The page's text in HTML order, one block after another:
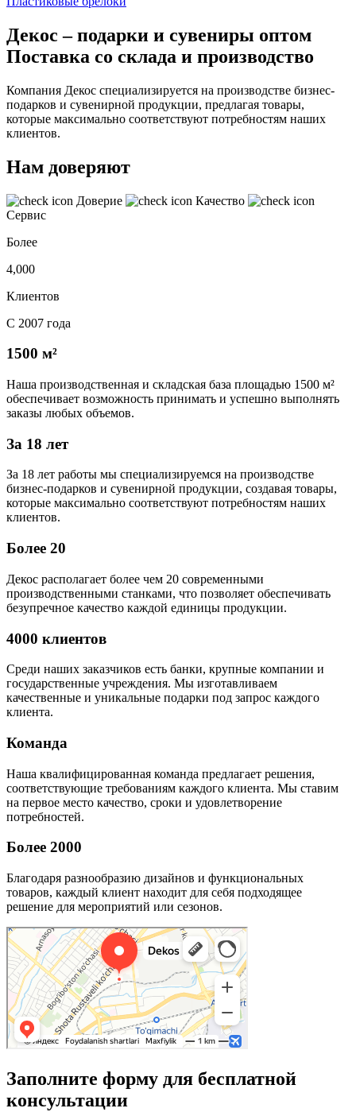
Декос – подарки и сувениры оптом
Поставка со склада и производство
Компания Декос специализируется на производстве бизнес-
подарков и сувенирной продукции, предлагая товары,
которые максимально соответствуют потребностям наших
клиентов.
Нам доверяют
Доверие
Качество
Сервис
Более
4,000
Клиентов
С 2007 года
1500 м²
Наша производственная и складская база площадью 1500 м²
обеспечивает возможность принимать и успешно выполнять
заказы любых объемов.
За 18 лет
За 18 лет работы мы специализируемся на производстве
бизнес-подарков и сувенирной продукции, создавая товары,
которые максимально соответствуют потребностям наших
клиентов.
Более 20
Декос располагает более чем 20 современными
производственными станками, что позволяет обеспечивать
безупречное качество каждой единицы продукции.
4000 клиентов
Среди наших заказчиков есть банки, крупные компании и
государственные учреждения. Мы изготавливаем
качественные и уникальные подарки под запрос каждого
клиента.
Команда
Наша квалифицированная команда предлагает решения,
соответствующие требованиям каждого клиента. Мы ставим
на первое место качество, сроки и удовлетворение
потребностей.
Более 2000
Благодаря разнообразию дизайнов и функциональных
товаров, каждый клиент находит для себя подходящее
решение для мероприятий или сезонов.
Заполните форму для бесплатной
консультации